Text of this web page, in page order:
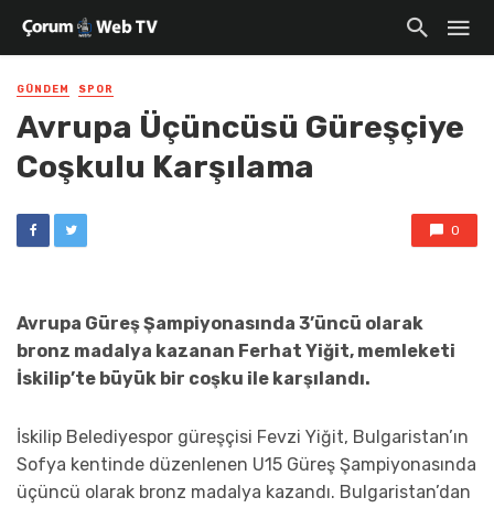
GÜNDEM SPOR
Avrupa Üçüncüsü Güreşçiye
Coşkulu Karşılama
0
Avrupa Güreş Şampiyonasında 3’üncü olarak
bronz madalya kazanan Ferhat Yiğit, memleketi
İskilip’te büyük bir coşku ile karşılandı.
İskilip Belediyespor güreşçisi Fevzi Yiğit, Bulgaristan’ın
Sofya kentinde düzenlenen U15 Güreş Şampiyonasında
üçüncü olarak bronz madalya kazandı. Bulgaristan’dan